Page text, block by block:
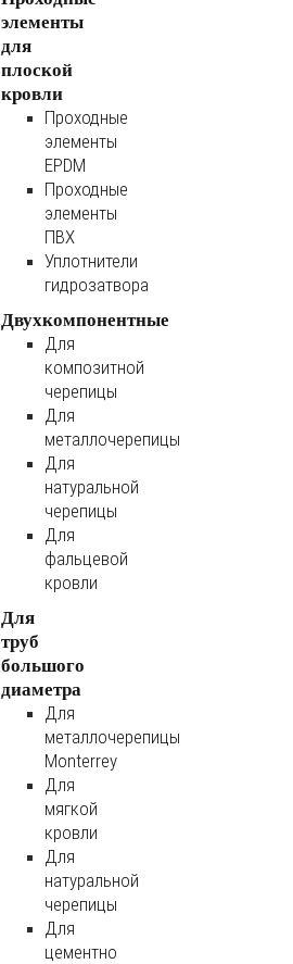
элементы
для
плоской
кровли
Проходные
элементы
EPDM
Проходные
элементы
ПВХ
Уплотнители
гидрозатвора
Двухкомпонентные
Для
композитной
черепицы
Для
металлочерепицы
Для
натуральной
черепицы
Для
фальцевой
кровли
Для
труб
большого
диаметра
Для
металлочерепицы
Monterrey
Для
мягкой
кровли
Для
натуральной
черепицы
Для
цементно